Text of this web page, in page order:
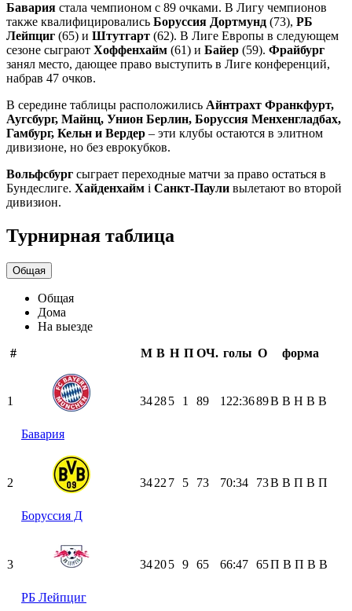
Бавария стала чемпионом с 89 очками. В Лигу чемпионов
также квалифицировались Боруссия Дортмунд (73), РБ
Лейпциг (65) и Штутгарт (62). В Лиге Европы в следующем
сезоне сыграют Хоффенхайм (61) и Байер (59). Фрайбург
занял место, дающее право выступить в Лиге конференций,
набрав 47 очков.
В середине таблицы расположились Айнтрахт Франкфурт,
Аугсбург, Майнц, Унион Берлин, Боруссия Менхенгладбах,
Гамбург, Кельн и Вердер – эти клубы остаются в элитном
дивизионе, но без еврокубков.
Вольфсбург сыграет переходные матчи за право остаться в
Бундеслиге. Хайденхайм і Санкт-Паули вылетают во второй
дивизион.
Турнирная таблица
Общая
Общая
Дома
На выезде
#
М В Н П ОЧ. голы О форма
1
Бавария
34285 1 89 122:3689В В Н В В
2
Боруссия Д
3422 7 5 73 70:34 73В В П В П
3
РБ Лейпциг
34205 9 65 66:47 65П В П В В